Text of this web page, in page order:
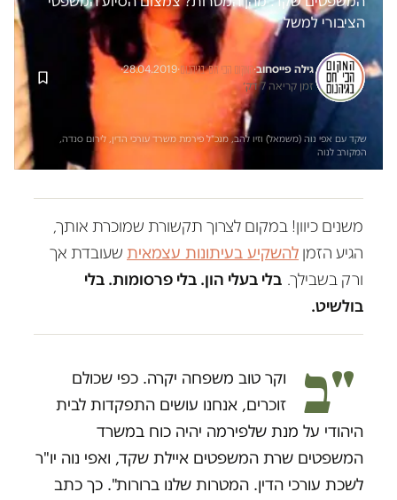
הציבורי למשל
גילה פייסחוב·המקום הכי חם בגיהנום·
28.04.2019
·
זמן קריאה 7 דק׳
שקד עם אפי נוה (משמאל) וזיו להב, מנכ"ל פירמת משרד עורכי הדין, לירום סנדה,
המקורב לנוה
משנים כיוון! במקום לצרוך תקשורת שמוכרת אותך,
הגיע הזמן להשקיע בעיתונות עצמאית שעובדת אך
ורק בשבילך. בלי בעלי הון. בלי פרסומות. בלי
בולשיט.
"ב
וקר טוב משפחה יקרה. כפי שכולם
זוכרים, אנחנו עושים התפקדות לבית
היהודי על מנת שלפירמה יהיה כוח במשרד
המשפטים שרת המשפטים איילת שקד, ואפי נוה יו"ר
לשכת עורכי הדין. המטרות שלנו ברורות". כך כתב